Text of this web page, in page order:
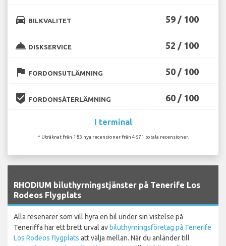
directions_car BILKVALITET 59 / 100
room_service DISKSERVICE 52 / 100
flag FORDONSUTLÄMNING 50 / 100
beenhere FORDONSÅTERLÄMNING 60 / 100
I terminal
* Uträknat från 183 nya recensioner från 4671 totala recensioner.
RHODIUM biluthyrningstjänster på Tenerife Los
Rodeos Flygplats
Alla resenärer som vill hyra en bil under sin vistelse på
Teneriffa har ett brett urval avbiluthyrningsföretag på Tenerife
Los Rodeos flygplats att välja mellan. När du anländer till